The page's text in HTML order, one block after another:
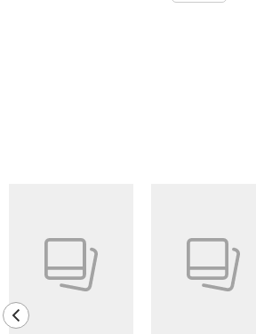
previous element